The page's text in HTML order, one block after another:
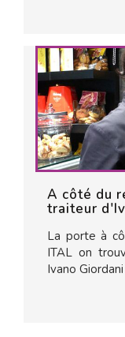
A côté du
traiteur
La porte à
ITAL on
Ivano